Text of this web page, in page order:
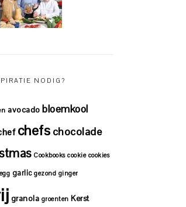
NODIG?
avocado bloemkool
chefs chocolade
Cookbooks cookie cookies
egg garlic gezond ginger
granola groenten Kerst